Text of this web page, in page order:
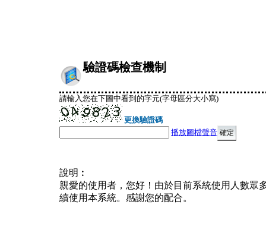
驗證碼檢查機制
請輸入您在下圖中看到的字元(字母區分大小寫)
更換驗證碼
播放圖檔聲音
說明︰
親愛的使用者，您好！由於目前系統使用人數眾
續使用本系統。感謝您的配合。